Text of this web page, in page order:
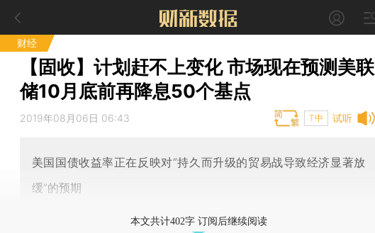
财经
【固收】计划赶不上变化 市场现在预测美联
储10月底前再降息50个基点
试听
2019年08月06日 06:43 T中
美国国债收益率正在反映对“持久而升级的贸易战导致经济显著放
缓”的预期
本文共计402字 订阅后继续阅读